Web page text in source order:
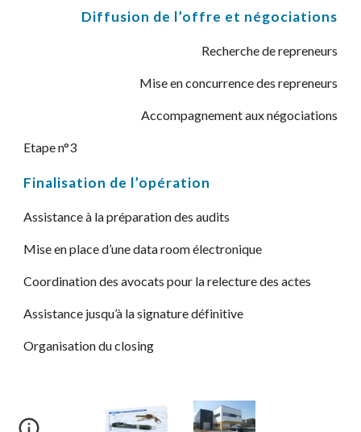
Diffusion de l’offre et négociations
Recherche de repreneurs
Mise en concurrence des repreneurs
Accompagnement aux négociations
Etape n°3
Finalisation de l’opération
Assistance à la préparation des audits
Mise en place d’une data room électronique
Coordination des avocats pour la relecture des actes
Assistance jusqu’à la signature définitive
Organisation du closing